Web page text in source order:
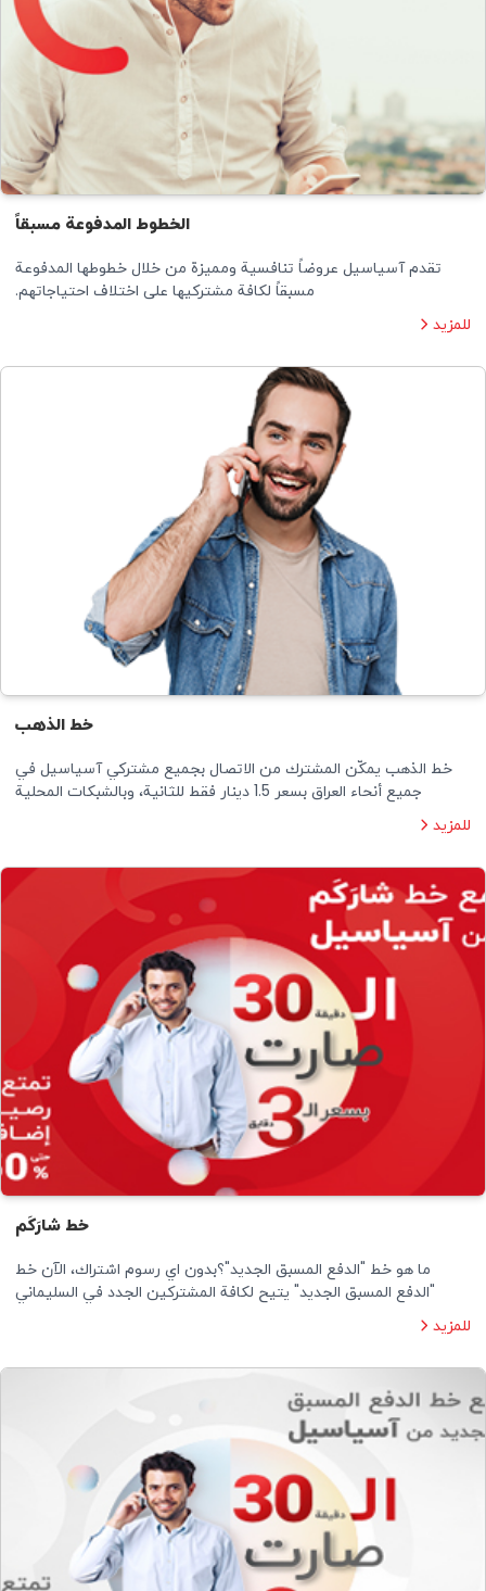
الخطوط المدفوعة مسبقاً
تقدم آسياسيل عروضاً تنافسية ومميزة من خلال خطوطها المدفوعة
مسبقاً لكافة مشتركيها على اختلاف احتياجاتهم.
للمزيد
خط الذهب
خط الذهب يمكّن المشترك من الاتصال بجميع مشتركي آسياسيل في
جميع أنحاء العراق بسعر 1.5 دينار فقط للثانية، وبالشبكات المحلية
للمزيد
خط شارَكَم
ما هو خط "الدفع المسبق الجديد"؟بدون اي رسوم اشتراك، الآن خط
"الدفع المسبق الجديد" يتيح لكافة المشتركين الجدد في السليماني
للمزيد